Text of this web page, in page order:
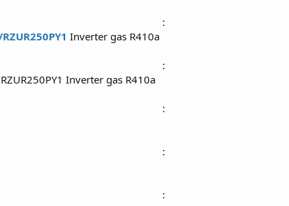
:​
Inverter gas R410a
:​
Inverter gas R410a
:​
:​
:​